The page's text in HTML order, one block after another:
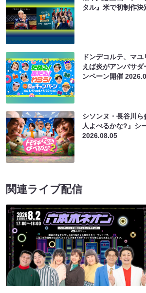
タル』米で初制作
ドンデコルテ、マ
えば炎がアンバサ
ンペーン開催
シソンヌ・長谷川
人よべるかな?』シ
2026.08.05
関連ライブ配信